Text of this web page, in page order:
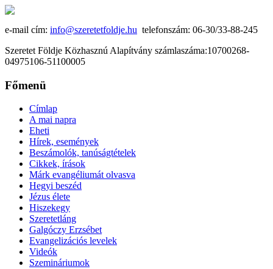
e-mail cím: info@szeretetfoldje.hu telefonszám: 06-30/33-88-245
Szeretet Földje Közhasznú Alapítvány számlaszáma:10700268-
04975106-51100005
Főmenü
Címlap
A mai napra
Eheti
Hírek, események
Beszámolók, tanúságtételek
Cikkek, írások
Márk evangéliumát olvasva
Hegyi beszéd
Jézus élete
Hiszekegy
Szeretetláng
Galgóczy Erzsébet
Evangelizációs levelek
Videók
Szemináriumok